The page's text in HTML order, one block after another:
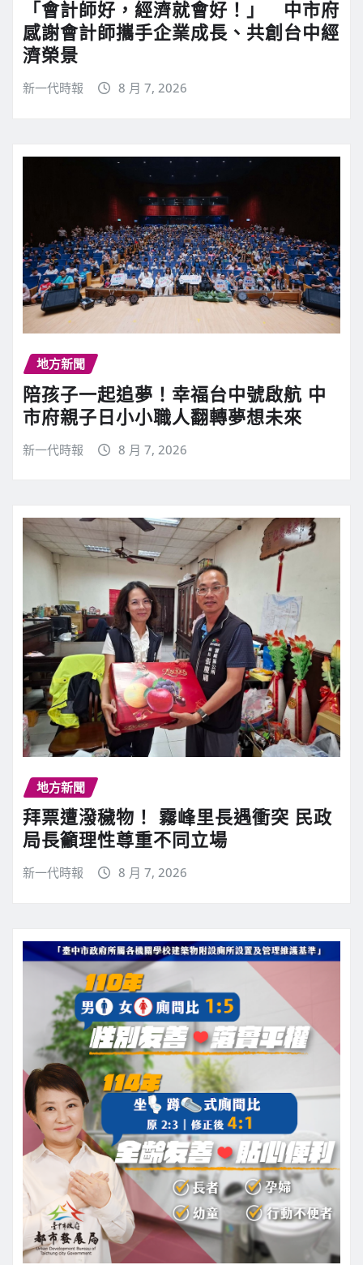
「會計師好，經濟就會好！」 中市府
感謝會計師攜手企業成長、共創台中經
濟榮景
新一代時報 8 月 7, 2026
地方新聞
陪孩子一起追夢！幸福台中號啟航 中
市府親子日小小職人翻轉夢想未來
新一代時報 8 月 7, 2026
地方新聞
拜票遭潑穢物！ 霧峰里長遇衝突 民政
局長籲理性尊重不同立場
新一代時報 8 月 7, 2026